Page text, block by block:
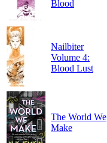
Blood
Nailbiter
Volume 4:
Blood Lust
The World We
Make